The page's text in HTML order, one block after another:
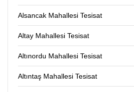
Alsancak Mahallesi Tesisat
Altay Mahallesi Tesisat
Altınordu Mahallesi Tesisat
Altıntaş Mahallesi Tesisat